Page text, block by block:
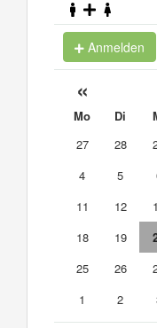
Anmelden
«
Mo Di
27
28
4
5
11
12
18
19
25
26
1
2